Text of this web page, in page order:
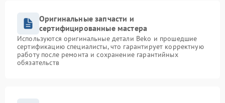
Оригинальные запчасти и
сертифицированные мастера
Используются оригинальные детали Beko и прошедшие
сертификацию специалисты, что гарантирует корректную
работу после ремонта и сохранение гарантийных
обязательств